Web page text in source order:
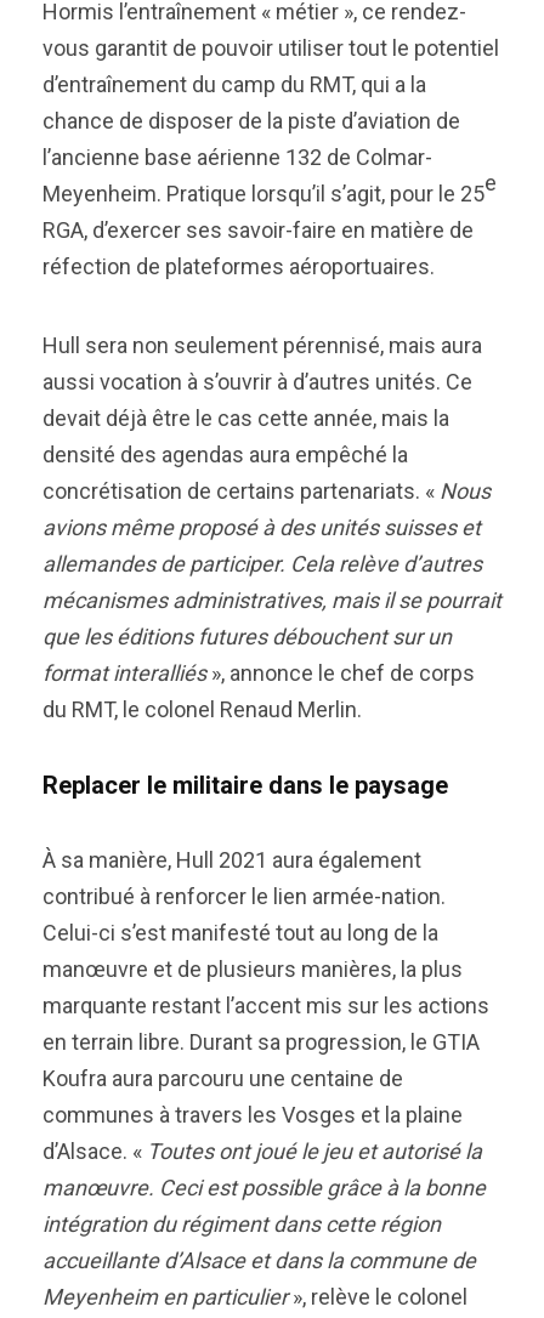
Hormis l’entraînement « métier », ce rendez-
vous garantit de pouvoir utiliser tout le potentiel
d’entraînement du camp du RMT, qui a la
chance de disposer de la piste d’aviation de
l’ancienne base aérienne 132 de Colmar-
Meyenheim. Pratique lorsqu’il s’agit, pour le 25e
RGA, d’exercer ses savoir-faire en matière de
réfection de plateformes aéroportuaires.
Hull sera non seulement pérennisé, mais aura
aussi vocation à s’ouvrir à d’autres unités. Ce
devait déjà être le cas cette année, mais la
densité des agendas aura empêché la
concrétisation de certains partenariats. « Nous
avions même proposé à des unités suisses et
allemandes de participer. Cela relève d’autres
mécanismes administratives, mais il se pourrait
que les éditions futures débouchent sur un
format interalliés», annonce le chef de corps
du RMT, le colonel Renaud Merlin.
Replacer le militaire dans le paysage
À sa manière, Hull 2021 aura également
contribué à renforcer le lien armée-nation.
Celui-ci s’est manifesté tout au long de la
manœuvre et de plusieurs manières, la plus
marquante restant l’accent mis sur les actions
en terrain libre. Durant sa progression, le GTIA
Koufra aura parcouru une centaine de
communes à travers les Vosges et la plaine
d’Alsace. « Toutes ont joué le jeu et autorisé la
manœuvre. Ceci est possible grâce à la bonne
intégration du régiment dans cette région
accueillante d’Alsace et dans la commune de
Meyenheim en particulier», relève le colonel